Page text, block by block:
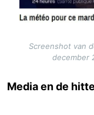
Screenshot van
december
Media en de